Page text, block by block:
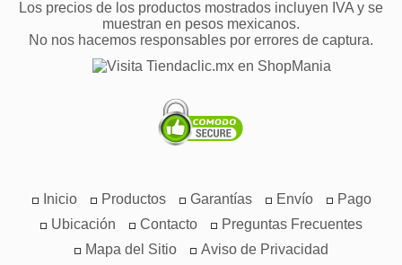
Los precios de los productos mostrados incluyen IVA y se
muestran en pesos mexicanos.
No nos hacemos responsables por errores de captura.
Inicio Productos Garantías Envío
Pago
Ubicación
Contacto
Preguntas Frecuentes
Mapa del Sitio
Aviso de Privacidad